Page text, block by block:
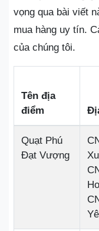
vọng qua bài viết
mua hàng uy tín.
của chúng tôi.
Tên địa
điểm
Quạt Phú
Đạt Vượng